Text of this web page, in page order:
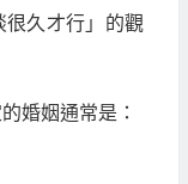
很久才行」的觀
婚姻通常是：